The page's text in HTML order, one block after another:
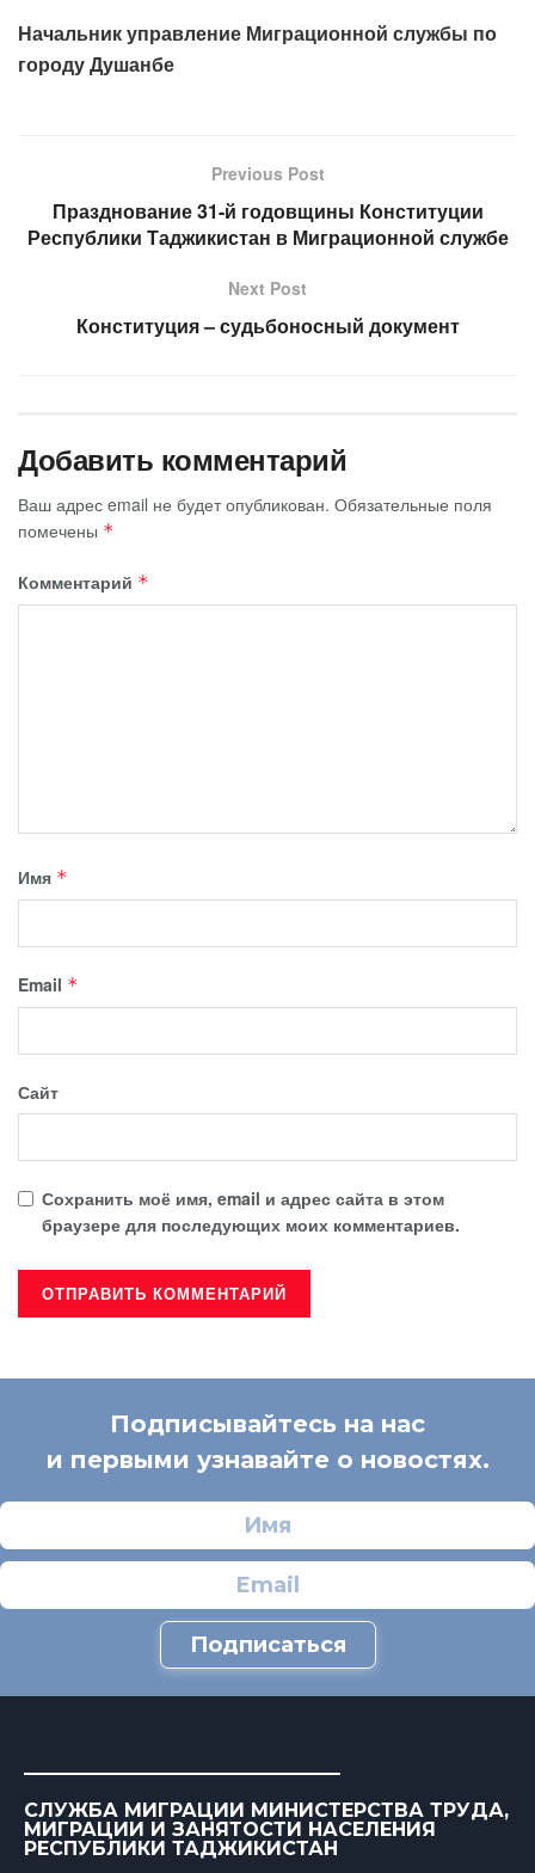
Начальник управление Миграционной службы по
городу Душанбе
Previous Post
Празднование 31-й годовщины Конституции
Республики Таджикистан в Миграционной службе
Next Post
Конституция – судьбоносный документ
Добавить комментарий
Ваш адрес email не будет опубликован. Обязательные поля
помечены *
Комментарий *
Имя *
Email *
Сайт
Сохранить моё имя, email и адрес сайта в этом
браузере для последующих моих комментариев.
Подписывайтесь на нас
и первыми узнавайте о новостях.
Подписаться
СЛУЖБА МИГРАЦИИ МИНИСТЕРСТВА ТРУДА,
МИГРАЦИИ И ЗАНЯТОСТИ НАСЕЛЕНИЯ
РЕСПУБЛИКИ ТАДЖИКИСТАН